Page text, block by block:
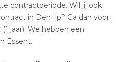
contractperiode. Wil jij ook
in Den Ilp? Ga dan voor
jaar). We hebben een
Essent.